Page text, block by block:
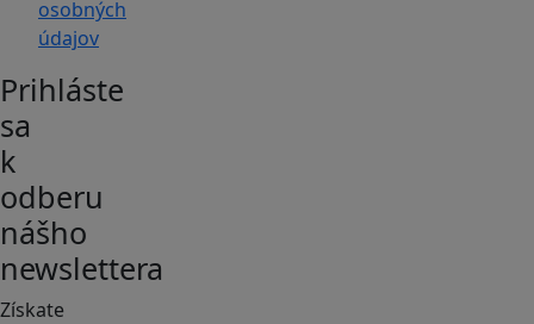
osobných
údajov
Prihláste
sa
k
odberu
nášho
newslettera
Získate